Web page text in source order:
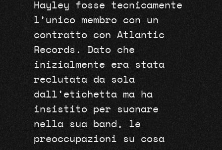
Hayley fosse tecnicamente
l’unico membro con un
contratto con Atlantic
Records. Dato che
inizialmente era stata
reclutata da sola
dall’etichetta ma ha
insistito per suonare
nella sua band, le
preoccupazioni su cosa